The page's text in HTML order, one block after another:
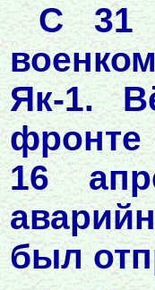
С 31
Як-1.
фронте
16
был